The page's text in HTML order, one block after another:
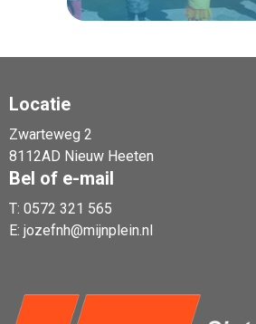
Locatie
Zwarteweg 2
8112AD Nieuw Heeten
Bel of e-mail
T: 0572 321 565
E: jozefnh@mijnplein.nl